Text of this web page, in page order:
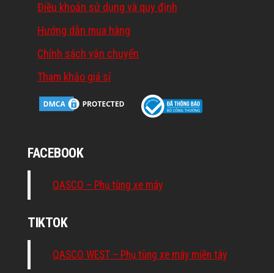
Điều khoản sử dụng và quy định
Hướng dẫn mua hàng
Chính sách vận chuyển
Tham khảo giá sỉ
FACEBOOK
QASCO – Phụ tùng xe máy
TIKTOK
QASCO WEST – Phụ tùng xe máy miền tây